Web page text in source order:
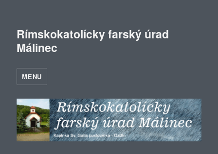
Rímskokatolícky farský úrad
Málinec
MENU